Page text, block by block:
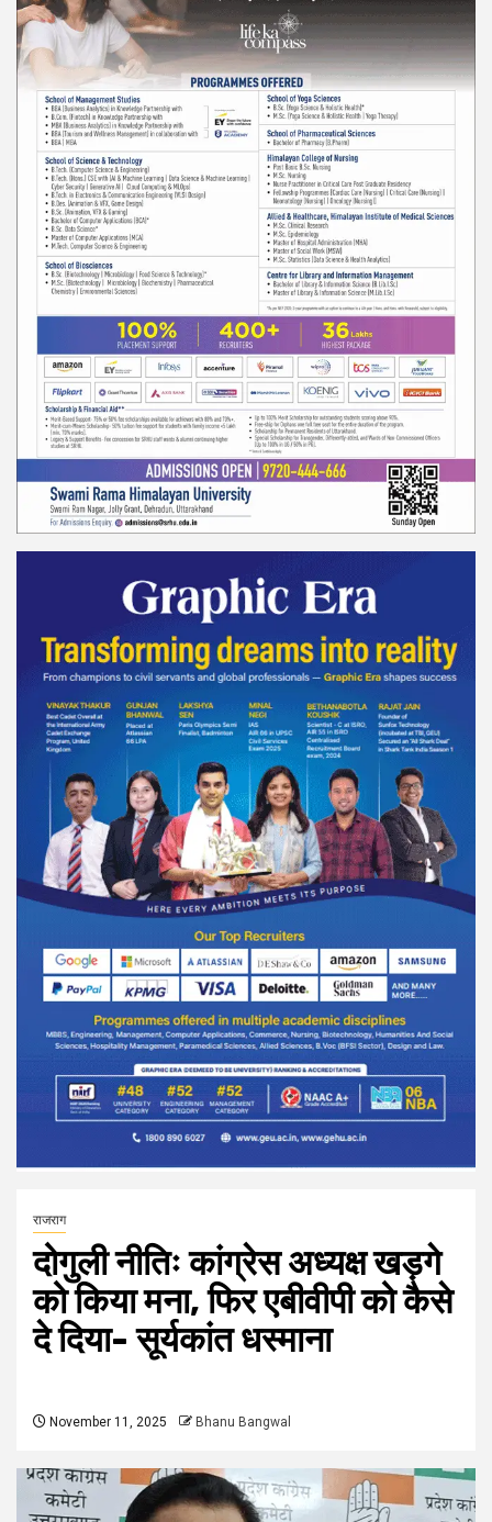
राजराग
दोगुली नीतिः कांग्रेस अध्यक्ष खड़गे
को किया मना, फिर एबीवीपी को कैसे
दे दिया- सूर्यकांत धस्माना
November 11, 2025 Bhanu Bangwal